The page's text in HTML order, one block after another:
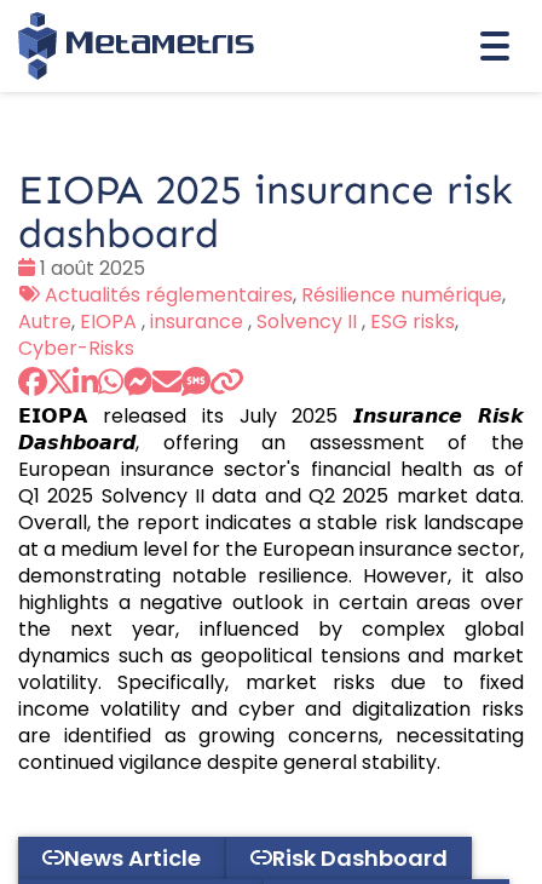
EIOPA 2025 insurance risk
dashboard
Date
:
1 août 2025
Tags
:
Actualités réglementaires, Résilience numérique,
Autre, EIOPA ,insurance ,Solvency II, ESG risks,
Cyber-Risks
𝗘𝗜𝗢𝗣𝗔 released its July 2025 𝙄𝙣𝙨𝙪𝙧𝙖𝙣𝙘𝙚 𝙍𝙞𝙨𝙠
𝘿𝙖𝙨𝙝𝙗𝙤𝙖𝙧𝙙, offering an assessment of the
European insurance sector's financial health as of
Q1 2025 Solvency II data and Q2 2025 market data.
Overall, the report indicates a stable risk landscape
at a medium level for the European insurance sector,
demonstrating notable resilience. However, it also
highlights a negative outlook in certain areas over
the next year, influenced by complex global
dynamics such as geopolitical tensions and market
volatility. Specifically, market risks due to fixed
income volatility and cyber and digitalization risks
are identified as growing concerns, necessitating
continued vigilance despite general stability.
News Article
Risk Dashboard